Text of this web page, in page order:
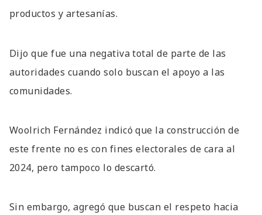
productos y artesanías.
Dijo que fue una negativa total de parte de las
autoridades cuando solo buscan el apoyo a las
comunidades.
Woolrich Fernández indicó que la construcción de
este frente no es con fines electorales de cara al
2024, pero tampoco lo descartó.
Sin embargo, agregó que buscan el respeto hacia